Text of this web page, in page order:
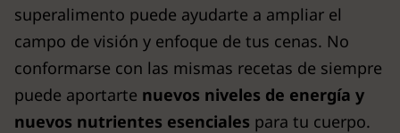
superalimento puede ayudarte a ampliar el
campo de visión y enfoque de tus cenas. No
conformarse con las mismas recetas de siempre
puede aportarte nuevos niveles de energía y
nuevos nutrientes esenciales para tu cuerpo.